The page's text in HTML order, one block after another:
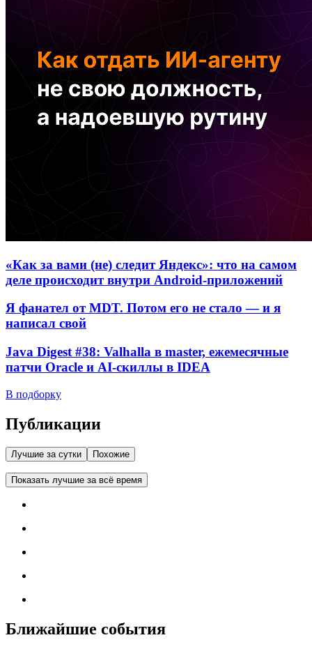
«Как за вами (не) следит Яндекс»: что на самом
деле происходит внутри Android-приложений
Я фанател от MDT. Потом его не стало — и я
написал свой
Java Digest #38: Valhalla в master, ежемесячные
патчи Oracle и AI-скиллы в IDEA
В подборку
Публикации
Лучшие за сутки Похожие
Показать лучшие за всё время
Ближайшие события